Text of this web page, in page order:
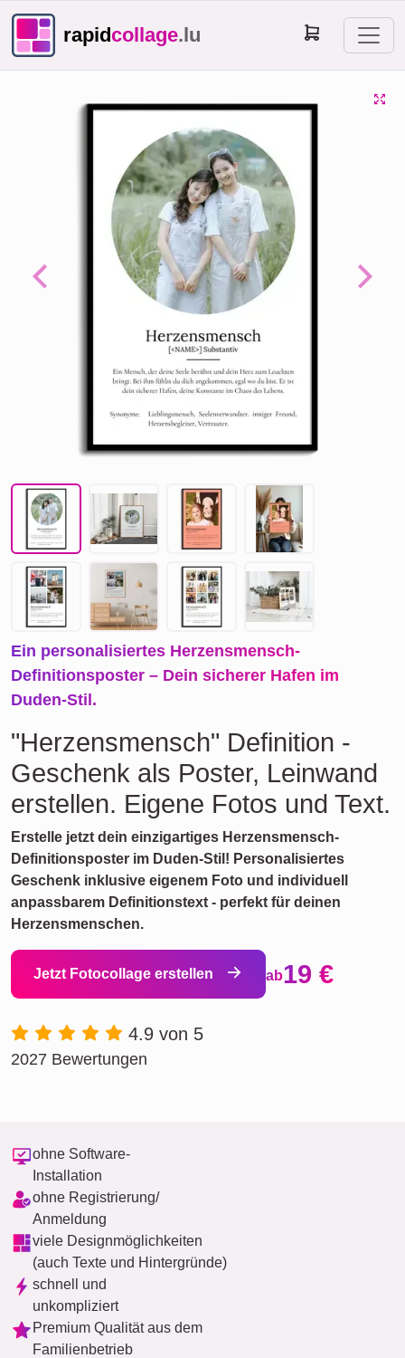
rapidcollage.lu
Previous Next
Ein personalisiertes Herzensmensch-
Definitionsposter – Dein sicherer Hafen im
Duden-Stil.
"Herzensmensch" Definition -
Geschenk als Poster, Leinwand
erstellen. Eigene Fotos und Text.
Erstelle jetzt dein einzigartiges Herzensmensch-
Definitionsposter im Duden-Stil! Personalisiertes
Geschenk inklusive eigenem Foto und individuell
anpassbarem Definitionstext - perfekt für deinen
Herzensmenschen.
Jetzt Fotocollage erstellen ab19 €
4.9 von 5
2027 Bewertungen
ohne Software-
Installation
ohne Registrierung/
Anmeldung
viele Designmöglichkeiten
(auch Texte und Hintergründe)
schnell und
unkompliziert
Premium Qualität aus dem
Familienbetrieb